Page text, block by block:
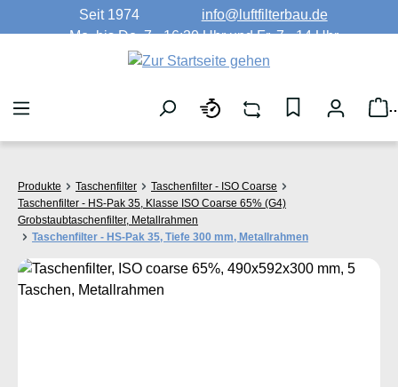
Zum Hauptinhalt springen
Seit 1974
info@luftfilterbau.de
Mo. bis Do. 7 - 16:30 Uhr und Fr. 7 - 14 Uhr
Produkte Taschenfilter
Taschenfilter - ISO Coarse
Taschenfilter - HS-Pak 35, Klasse ISO Coarse 65% (G4)
Grobstaubtaschenfilter, Metallrahmen
Taschenfilter - HS-Pak 35, Tiefe 300 mm, Metallrahmen
Bildergalerie überspringen